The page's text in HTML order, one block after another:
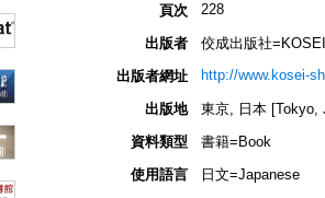
頁次 228
出版者
佼成出版社
出版者網址
http://www.kosei-
出版地
東京, 日本 [Tokyo,
資料類型
書籍=Book
使用語言
日文=Japanese